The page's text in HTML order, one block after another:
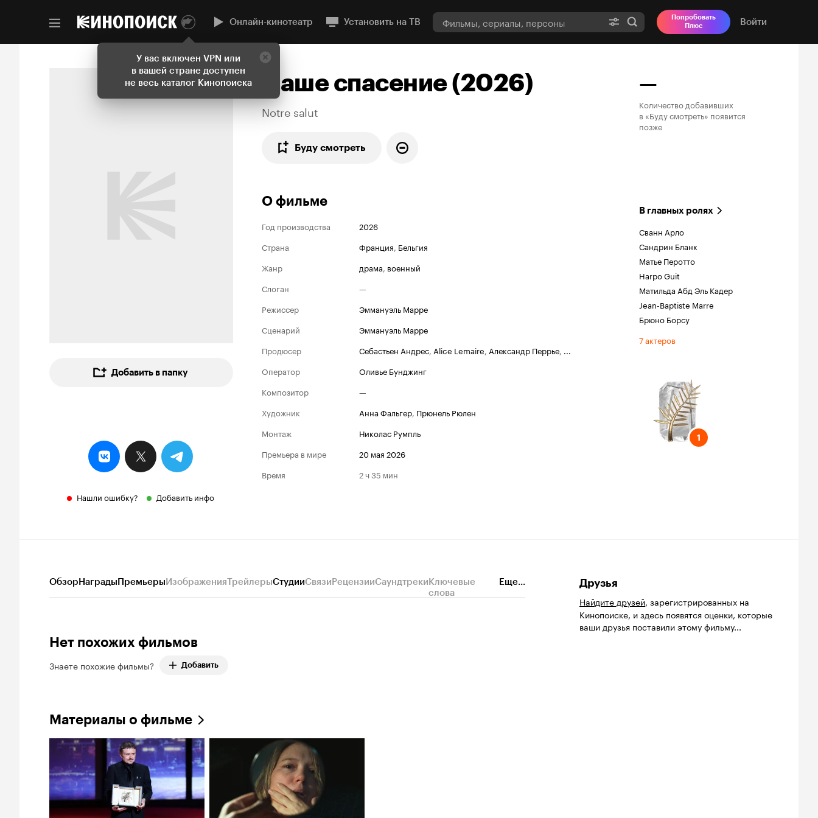
У вас включен VPN или
в вашей стране доступен
не весь каталог Кинопоиска
Онлайн-кинотеатр Установить на ТВ
Попробовать
Плюс
Войти
Добавить в папку
Нашли ошибку? Добавить инфо
Наше спасение (2026)
Notre salut
Буду смотреть
—
Количество добавивших
в «Буду смотреть» появится
позже
О фильме
Год производства
2026
Страна
Франция, Бельгия
Жанр
драма, военный
Слоган
—
Режиссер
Эммануэль Марре
Сценарий
Эммануэль Марре
Продюсер
Себастьен Андрес, Alice Lemaire, Александр Перрье, ...
Оператор
Оливье Бунджинг
Композитор
—
Художник
Анна Фальгер, Прюнель Рюлен
Монтаж
Николас Румпль
Премьера в мире
20 мая 2026
Время
2 ч 35 мин
В главных ролях
Сванн Арло
Сандрин Бланк
Матье Перотто
Harpo Guit
Матильда Абд Эль Кадер
Jean-Baptiste Marre
Брюно Борсу
7 актеров
1
1
ОбзорНаградыПремьерыИзображенияТрейлерыСтудииСвязиРецензииСаундтрекиКлючевые
слова
Еще...
Нет похожих фильмов
Знаете похожие фильмы? Добавить
Материалы о фильме
Друзья
Найдите друзей, зарегистрированных на
Кинопоиске, и здесь появятся оценки, которые
ваши друзья поставили этому фильму...